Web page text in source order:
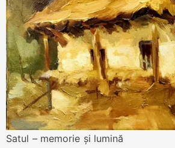
Satul – memorie și lumină